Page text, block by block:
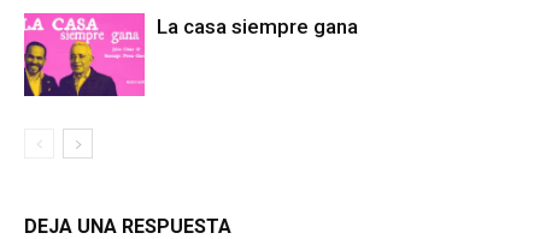
La casa siempre gana
DEJA UNA RESPUESTA